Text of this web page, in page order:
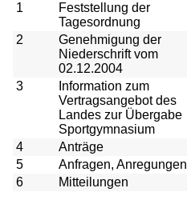
1
Feststellung der
Tagesordnung
2
Genehmigung der
Niederschrift vom
02.12.2004
3
Information zum
Vertragsangebot des
Landes zur Übergabe
Sportgymnasium
4
Anträge
5
Anfragen, Anregungen
6
Mitteilungen